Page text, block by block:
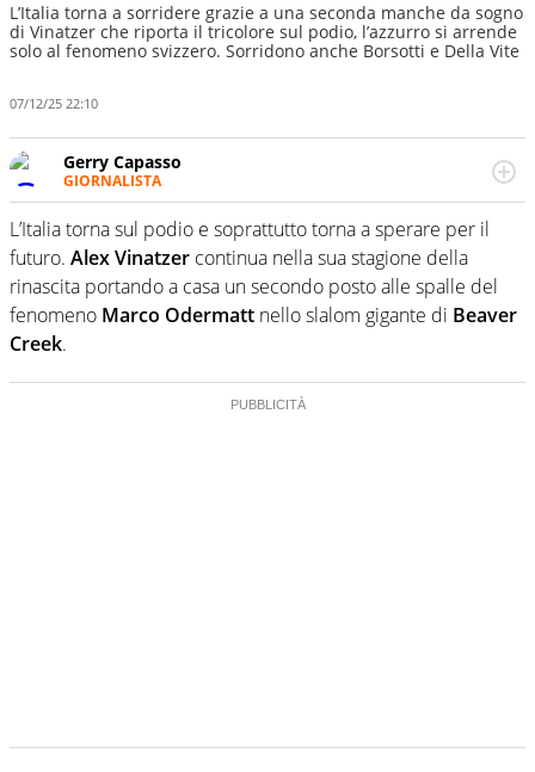
L’Italia torna a sorridere grazie a una seconda manche da sogno
di Vinatzer che riporta il tricolore sul podio, l’azzurro si arrende
solo al fenomeno svizzero. Sorridono anche Borsotti e Della Vite
07/12/25 22:10
Gerry Capasso
GIORNALISTA
Per lui gli sport americani non hanno segreti: basket,
football, baseball e la capacità innata di trovare la notizia
dove altri non vedono granché
L’Italia torna sul podio e soprattutto torna a sperare per il
futuro. Alex Vinatzer continua nella sua stagione della
rinascita portando a casa un secondo posto alle spalle del
fenomeno Marco Odermatt nello slalom gigante di Beaver
Creek.